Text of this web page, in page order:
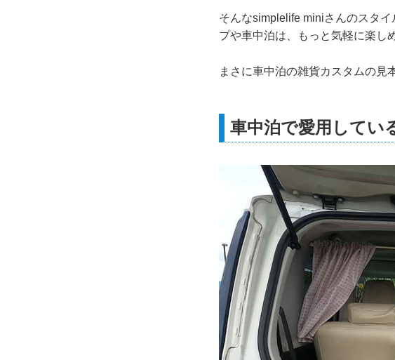
そんなsimplelife miniさんのスタ
プや車中泊は、もっと気軽に楽し
まさに車中泊の雑貨カスタムの見
車中泊で愛用してい